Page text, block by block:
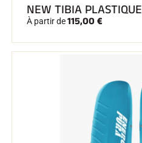
NEW TIBIA PLASTIQUE
À partir de115,00 €